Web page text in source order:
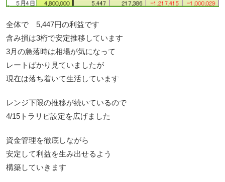
全体で 5,447円の利益です
含み損は3桁で安定推移しています
3月の急落時は相場が気になって
レートばかり見ていましたが
現在は落ち着いて生活しています
レンジ下限の推移が続いているので
4/15トラリピ設定を広げました
資金管理を徹底しながら
安定して利益を生み出せるよう
構築していきます